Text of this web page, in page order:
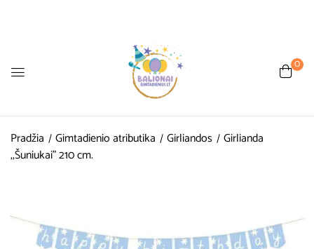
0
Pradžia Gimtadienio atributika Girliandos Girlianda
,,Šuniukai” 210 cm.